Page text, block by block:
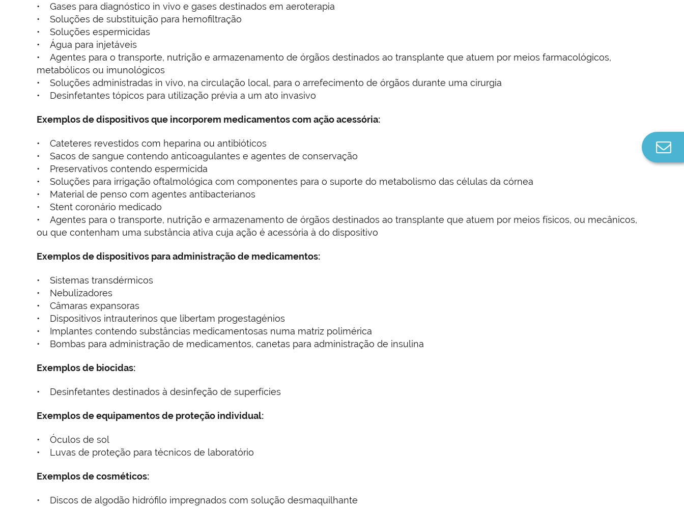
• Gases para diagnóstico in vivo e gases destinados em aeroterapia
• Soluções de substituição para hemofiltração
• Soluções espermicidas
• Água para injetáveis
• Agentes para o transporte, nutrição e armazenamento de órgãos destinados ao transplante que atuem por meios farmacológicos,
metabólicos ou imunológicos
• Soluções administradas in vivo, na circulação local, para o arrefecimento de órgãos durante uma cirurgia
• Desinfetantes tópicos para utilização prévia a um ato invasivo
Exemplos de dispositivos que incorporem medicamentos com ação acessória:
• Cateteres revestidos com heparina ou antibióticos
• Sacos de sangue contendo anticoagulantes e agentes de conservação
• Preservativos contendo espermicida
• Soluções para irrigação oftalmológica com componentes para o suporte do metabolismo das células da córnea
• Material de penso com agentes antibacterianos
• Stent coronário medicado
• Agentes para o transporte, nutrição e armazenamento de órgãos destinados ao transplante que atuem por meios físicos, ou mecânicos,
ou que contenham uma substância ativa cuja ação é acessória à do dispositivo
Exemplos de dispositivos para administração de medicamentos:
• Sistemas transdérmicos
• Nebulizadores
• Câmaras expansoras
• Dispositivos intrauterinos que libertam progestagénios
• Implantes contendo substâncias medicamentosas numa matriz polimérica
• Bombas para administração de medicamentos, canetas para administração de insulina
Exemplos de biocidas:
• Desinfetantes destinados à desinfeção de superfícies
Exemplos de equipamentos de proteção individual:
• Óculos de sol
• Luvas de proteção para técnicos de laboratório
Exemplos de cosméticos:
• Discos de algodão hidrófilo impregnados com solução desmaquilhante